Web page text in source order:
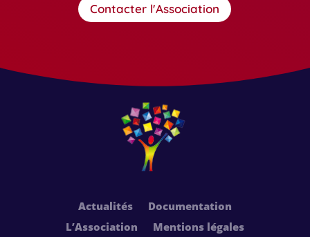
Contacter l'Association
Actualités
Documentation
L’Association
Mentions légales